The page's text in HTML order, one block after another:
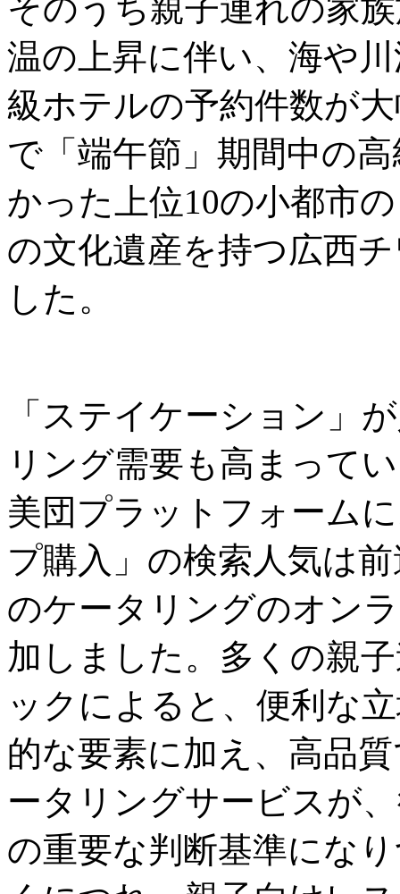
そのうち親子連れの家
温の上昇に伴い、海や
級ホテルの予約件数が
で「端午節」期間中の
かった上位10の小都市
の文化遺産を持つ広西
した。
「ステイケーション」
リング需要も高まって
美団プラットフォーム
プ購入」の検索人気は
のケータリングのオン
加しました。多くの親
ックによると、便利な
的な要素に加え、高品
ータリングサービスが
の重要な判断基準にな